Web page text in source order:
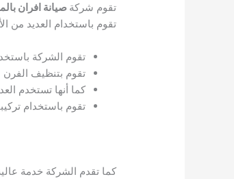
تقوم شركة صيانة افران
تقوم باستخدام العديد من
تقوم الشركة
تقوم بتنظيف
كما أنها تستخدم
تقوم باستخدام
كما تقدم الشركة خدمة